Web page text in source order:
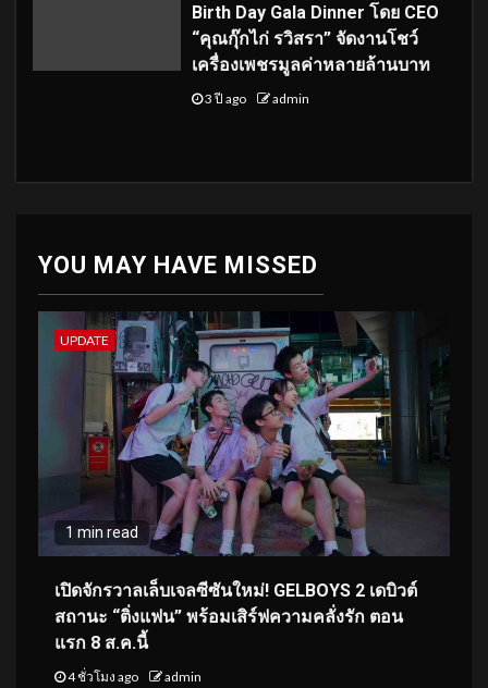
Birth Day Gala Dinner โดย CEO
“คุณกุ๊กไก่ รวิสรา” จัดงานโชว์
เครื่องเพชรมูลค่าหลายล้านบาท
3 ปี ago admin
YOU MAY HAVE MISSED
UPDATE
1 min read
เปิดจักรวาลเล็บเจลซีซันใหม่! GELBOYS 2 เดบิวต์
สถานะ “ติ่งแฟน” พร้อมเสิร์ฟความคลั่งรัก ตอน
แรก 8 ส.ค.นี้
4 ชั่วโมง ago admin